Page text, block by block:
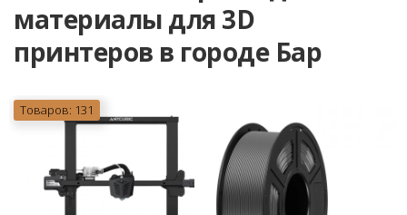
материалы для 3D
принтеров в городе Бар
Товаров: 131